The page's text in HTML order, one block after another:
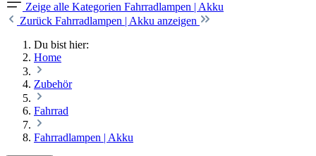
Zeige alle Kategorien Fahrradlampen | Akku
Zurück Fahrradlampen | Akku anzeigen
Du bist hier:
Home
Zubehör
Fahrrad
Fahrradlampen | Akku